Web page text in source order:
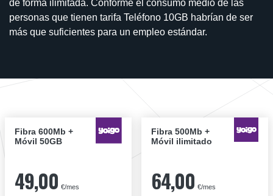
de forma ilimitada. Conforme el consumo medio de las
personas que tienen tarifa Teléfono 10GB habrían de ser
más que suficientes para un empleo estándar.
Fibra 600Mb +
Móvil 50GB
49,00 €/mes
Fibra 500Mb +
Móvil ilimitado
64,00 €/mes